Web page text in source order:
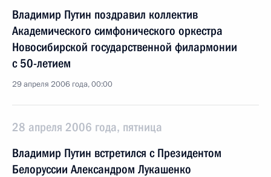
Владимир Путин поздравил коллектив
Академического симфонического оркестра
Новосибирской государственной филармонии
с 50-летием
29 апреля 2006 года, 00:00
28 апреля 2006 года, пятница
Владимир Путин встретился с Президентом
Белоруссии Александром Лукашенко